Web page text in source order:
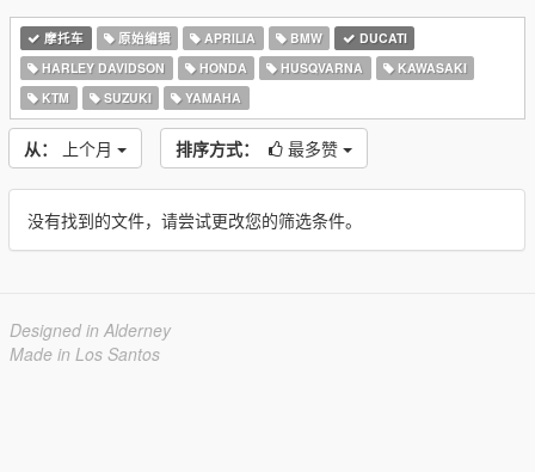
摩托车 原始编辑 APRILIA BMW
DUCATI
HARLEY DAVIDSON
HONDA HUSQVARNA
KAWASAKI
KTM
SUZUKI YAMAHA
从： 上个月 排序方式： 最多赞
没有找到的文件，请尝试更改您的筛选条件。
Designed in Alderney
Made in Los Santos